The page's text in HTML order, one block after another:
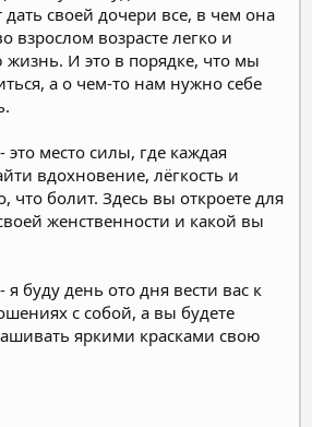
своей дочери все, в чем она
взрослом возрасте легко и
жизнь. И это в порядке, что мы
а о чем-то нам нужно себе
место силы, где каждая
вдохновение, лёгкость и
что болит. Здесь вы откроете для
женственности и какой вы
буду день ото дня вести вас к
с собой, а вы будете
яркими красками свою